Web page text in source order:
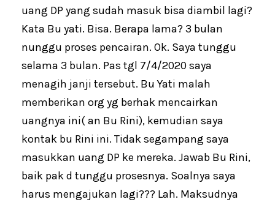
uang DP yang sudah masuk bisa diambil lagi?
Kata Bu yati. Bisa. Berapa lama? 3 bulan
nunggu proses pencairan. Ok. Saya tunggu
selama 3 bulan. Pas tgl 7/4/2020 saya
menagih janji tersebut. Bu Yati malah
memberikan org yg berhak mencairkan
uangnya ini( an Bu Rini), kemudian saya
kontak bu Rini ini. Tidak segampang saya
masukkan uang DP ke mereka. Jawab Bu Rini,
baik pak d tunggu prosesnya. Soalnya saya
harus mengajukan lagi??? Lah. Maksudnya